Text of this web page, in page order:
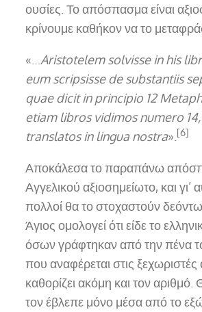
ουσίες. Το απόσπασμα είναι
κρίνουμε καθήκον να το
«… Aristotelem solvisse in his
eum scripsisse de substantiis
quae dicit in principio 12
etiam libros vidimos numero
translatos in lingua nostra». [6]
Αποκάλεσα το παραπάνω
Αγγελικού αξιοσημείωτο, και γι’
πολλοί θα το στοχαστούν
Άγιος ομολογεί ότι είδε το
όσων γράφτηκαν από την πένα
που αναφέρεται στις ξεχωριστές
καθορίζει ακόμη και τον αριθμό.
τον έβλεπε μόνο μέσα από το